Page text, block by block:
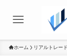
ホーム リアルトレー